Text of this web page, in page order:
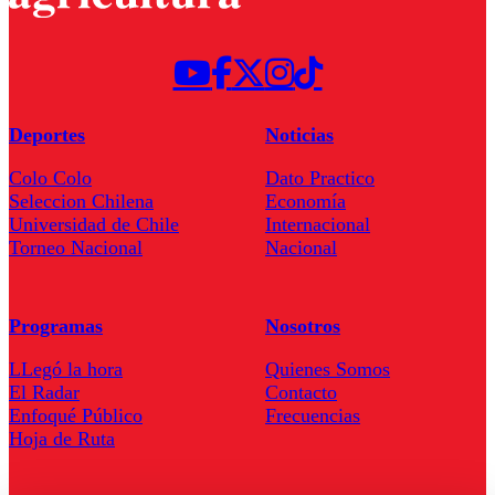
Deportes
Colo Colo
Seleccion Chilena
Universidad de Chile
Torneo Nacional
Noticias
Dato Practico
Economía
Internacional
Nacional
Programas
LLegó la hora
El Radar
Enfoqué Público
Hoja de Ruta
Nosotros
Quienes Somos
Contacto
Frecuencias